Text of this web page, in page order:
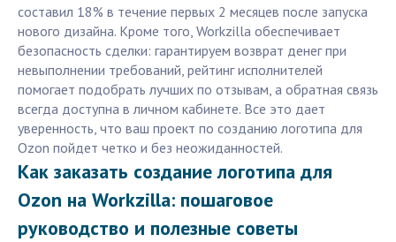
составил 18% в течение первых 2 месяцев после запуска
нового дизайна. Кроме того, Workzilla обеспечивает
безопасность сделки: гарантируем возврат денег при
невыполнении требований, рейтинг исполнителей
помогает подобрать лучших по отзывам, а обратная связь
всегда доступна в личном кабинете. Все это дает
уверенность, что ваш проект по созданию логотипа для
Ozon пойдет четко и без неожиданностей.
Как заказать создание логотипа для
Ozon на Workzilla: пошаговое
руководство и полезные советы